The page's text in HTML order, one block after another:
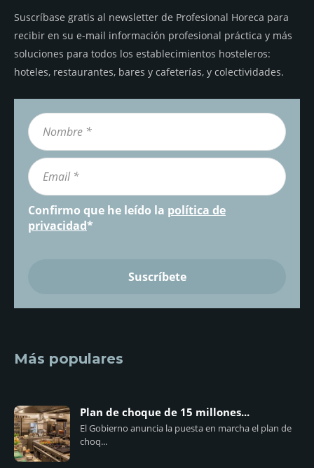
Suscríbase gratis al newsletter de Profesional Horeca para
recibir en su e-mail información profesional práctica y más
soluciones para todos los establecimientos hosteleros:
hoteles, restaurantes, bares y cafeterías, y colectividades.
Confirmo que he leído la política de
privacidad*
Más populares
Plan de choque de 15 millones...
El Gobierno anuncia la puesta en marcha el plan de
choq...